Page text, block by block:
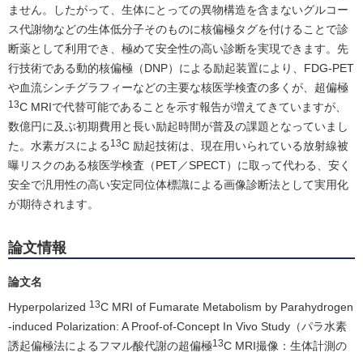
ません。したがって、生体にとっての異物構造を含まないグルコー
ス代謝物などの生体低分子そのものに核偏極タグを付けることで診
断薬として利用でき、極めて安全性の高い診断を実現できます。先
行技術である動的核偏極（DNP）による励起装置により、FDG-PET
や血流シンチグラフィーなどの主要な核医学検査の多くが、超偏極
13C MRIで代替可能であることを示す報告が増えてきていますが、
数億円に及ぶ初期費用と長い励起時間が普及の課題となっていまし
た。水素ガスによる 13C 励起技術は、現在用いられている放射線被
曝リスクのある核医学検査（PET／SPECT）に取って代わる、安く
安全で汎用性の高い安定同位体標識による画像診断法として実用化
が期待されます。
論文情報
論文名
Hyperpolarized 13C MRI of Fumarate Metabolism by Parahydrogen
-induced Polarization: A Proof-of-Concept In Vivo Study（パラ水素
誘起偏極法によるフマル酸代謝の超偏極13C MRI撮像：生体計測の